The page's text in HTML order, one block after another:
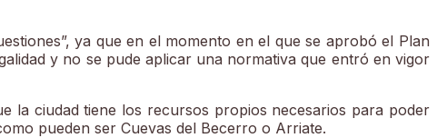
ya que en el momento en el que se aprobó el Plan
y no se pude aplicar una normativa que entró en vigor
la ciudad tiene los recursos propios necesarios para poder
pueden ser Cuevas del Becerro o Arriate.